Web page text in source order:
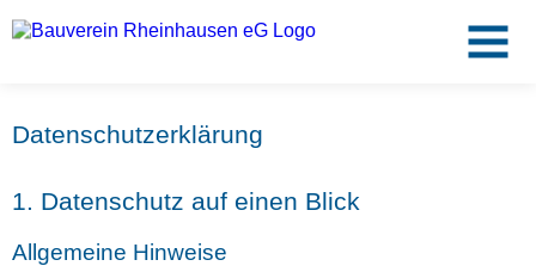
springen
Datenschutz­erklärung
1. Datenschutz auf einen Blick
Allgemeine Hinweise